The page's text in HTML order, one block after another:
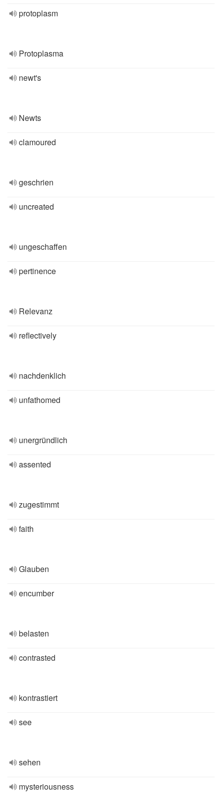
protoplasm
Protoplasma
newt's
Newts
clamoured
geschrien
uncreated
ungeschaffen
pertinence
Relevanz
reflectively
nachdenklich
unfathomed
unergründlich
assented
zugestimmt
faith
Glauben
encumber
belasten
contrasted
kontrastiert
see
sehen
mysteriousness